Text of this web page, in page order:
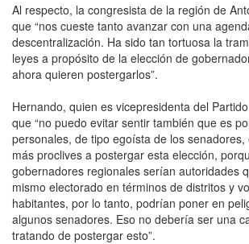
Al respecto, la congresista de la región de
que “nos cueste tanto avanzar con una
descentralización. Ha sido tan tortuosa la
leyes a propósito de la elección de
ahora quieren postergarlos”.
Hernando, quien es vicepresidenta del
que “no puedo evitar sentir también que es
personales, de tipo egoísta de los senadores,
más proclives a postergar esta elección,
gobernadores regionales serían autoridades
mismo electorado en términos de distritos y
habitantes, por lo tanto, podrían poner en
algunos senadores. Eso no debería ser una
tratando de postergar esto”.